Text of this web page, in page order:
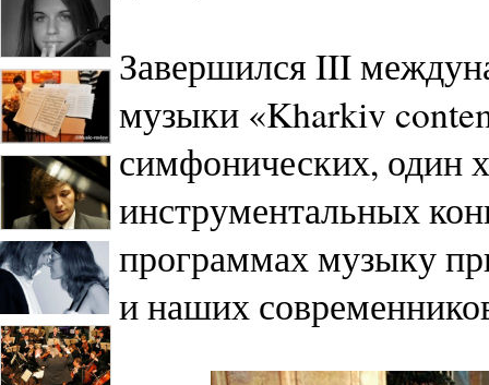
Завершился III
музыки «Kharkiv
симфонических, один
инструментальных
программах музыку
и наших